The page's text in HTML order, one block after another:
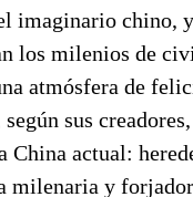
imaginario chino,
los milenios de
atmósfera de
sus
China actual:
milenaria y